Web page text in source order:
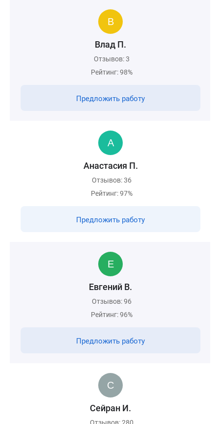
Влад П.
Отзывов: 3
Рейтинг: 98%
Предложить работу
Анастасия П.
Отзывов: 36
Рейтинг: 97%
Предложить работу
Евгений В.
Отзывов: 96
Рейтинг: 96%
Предложить работу
Сейран И.